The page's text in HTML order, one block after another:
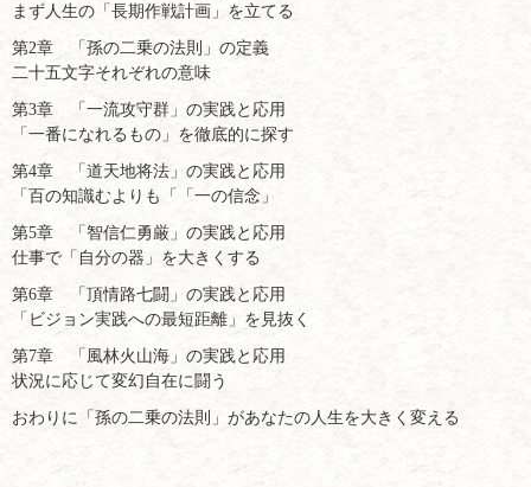
まず人生の「長期作戦計画」を立てる
第2章 「孫の二乗の法則」の定義
二十五文字それぞれの意味
第3章 「一流攻守群」の実践と応用
「一番になれるもの」を徹底的に探す
第4章 「道天地将法」の実践と応用
「百の知識むよりも「「一の信念」
第5章 「智信仁勇厳」の実践と応用
仕事で「自分の器」を大きくする
第6章 「頂情路七闘」の実践と応用
「ビジョン実践への最短距離」を見抜く
第7章 「風林火山海」の実践と応用
状況に応じて変幻自在に闘う
おわりに「孫の二乗の法則」があなたの人生を大きく変える